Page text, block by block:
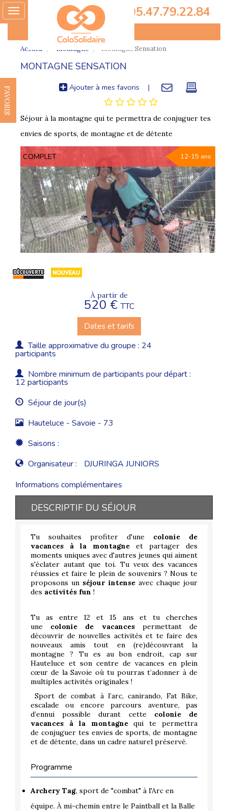
05.47.79.22.84
Toggle
FAVORIS
Accueil Montagne Montagne Sensation
MONTAGNE SENSATION
Ajouter à mes favoris |
Séjour à la montagne qui te permettra de conjuguer tes
envies de sports, de montagne et de détente
COMPLET 12-15 ans
À partir de
520 €TTC
Dates et tarifs
Taille approximative du groupe : 24
participants
Nombre minimum de participants pour départ :
12 participants
Séjour de jour(s)
Hauteluce - Savoie - 73
Saisons :
Organisateur :
DJURINGA JUNIORS
Informations complémentaires
DESCRIPTIF DU SÉJOUR
Tu souhaites profiter d'une colonie de
vacances à la montagne et partager des
moments uniques avec d'autres jeunes qui aiment
s'éclater autant que toi. Tu veux des vacances
réussies et faire le plein de souvenirs ? Nous te
proposons un séjour intenseavec chaque jour
des activités fun !
Tu as entre 12 et 15 ans et tu cherches
une colonie de vacancespermettant de
découvrir de nouvelles activités et te faire des
nouveaux amis tout en (re)découvrant la
montagne ? Tu es au bon endroit, cap sur
Hauteluce et son centre de vacances en plein
cœur de la Savoie où tu pourras t’adonner à de
multiples activités originales !
Sport de combat à l’arc, canirando, Fat Bike,
escalade ou encore parcours aventure, pas
d’ennui possible durant cette colonie de
vacances à la montagnequi te permettra
de conjuguer tes envies de sports, de montagne
et de détente, dans un cadre naturel préservé.
Programme
Archery Tag, sport de "combat" à l'Arc en
équipe. À mi-chemin entre le Paintball et la Balle